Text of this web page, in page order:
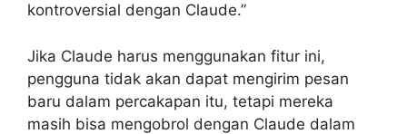
kontroversial dengan Claude.”
Jika Claude harus menggunakan fitur ini,
pengguna tidak akan dapat mengirim pesan
baru dalam percakapan itu, tetapi mereka
masih bisa mengobrol dengan Claude dalam